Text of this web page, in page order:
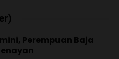
Perempuan Baja